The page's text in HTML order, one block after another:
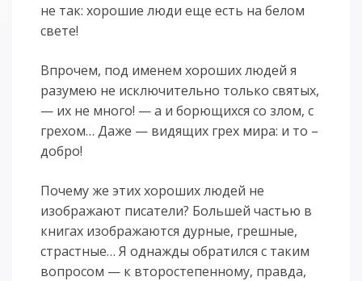
не так: хорошие люди еще есть на белом
свете!
Впрочем, под именем хороших людей я
разумею не исключительно только святых,
— их не много! — а и борющихся со злом, с
грехом… Даже — видящих грех мира: и то –
добро!
Почему же этих хороших людей не
изображают писатели? Большей частью в
книгах изображаются дурные, грешные,
страстные… Я однажды обратился с таким
вопросом — к второстепенному, правда,